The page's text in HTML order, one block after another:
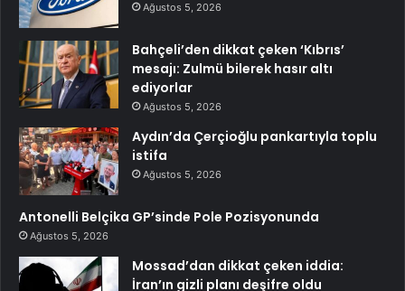
Ağustos 5, 2026
Bahçeli’den dikkat çeken ‘Kıbrıs’
mesajı: Zulmü bilerek hasır altı
ediyorlar
Ağustos 5, 2026
Aydın’da Çerçioğlu pankartıyla toplu
istifa
Ağustos 5, 2026
Antonelli Belçika GP’sinde Pole Pozisyonunda
Ağustos 5, 2026
Mossad’dan dikkat çeken iddia:
İran’ın gizli planı deşifre oldu